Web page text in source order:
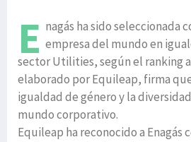
E nagás ha sido seleccionada
empresa del mundo en
sector Utilities, según el ranking
elaborado por Equileap, firma
igualdad de género y la
mundo corporativo.
Equileap ha reconocido a Enagás